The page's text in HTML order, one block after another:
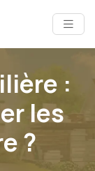
:
les
?